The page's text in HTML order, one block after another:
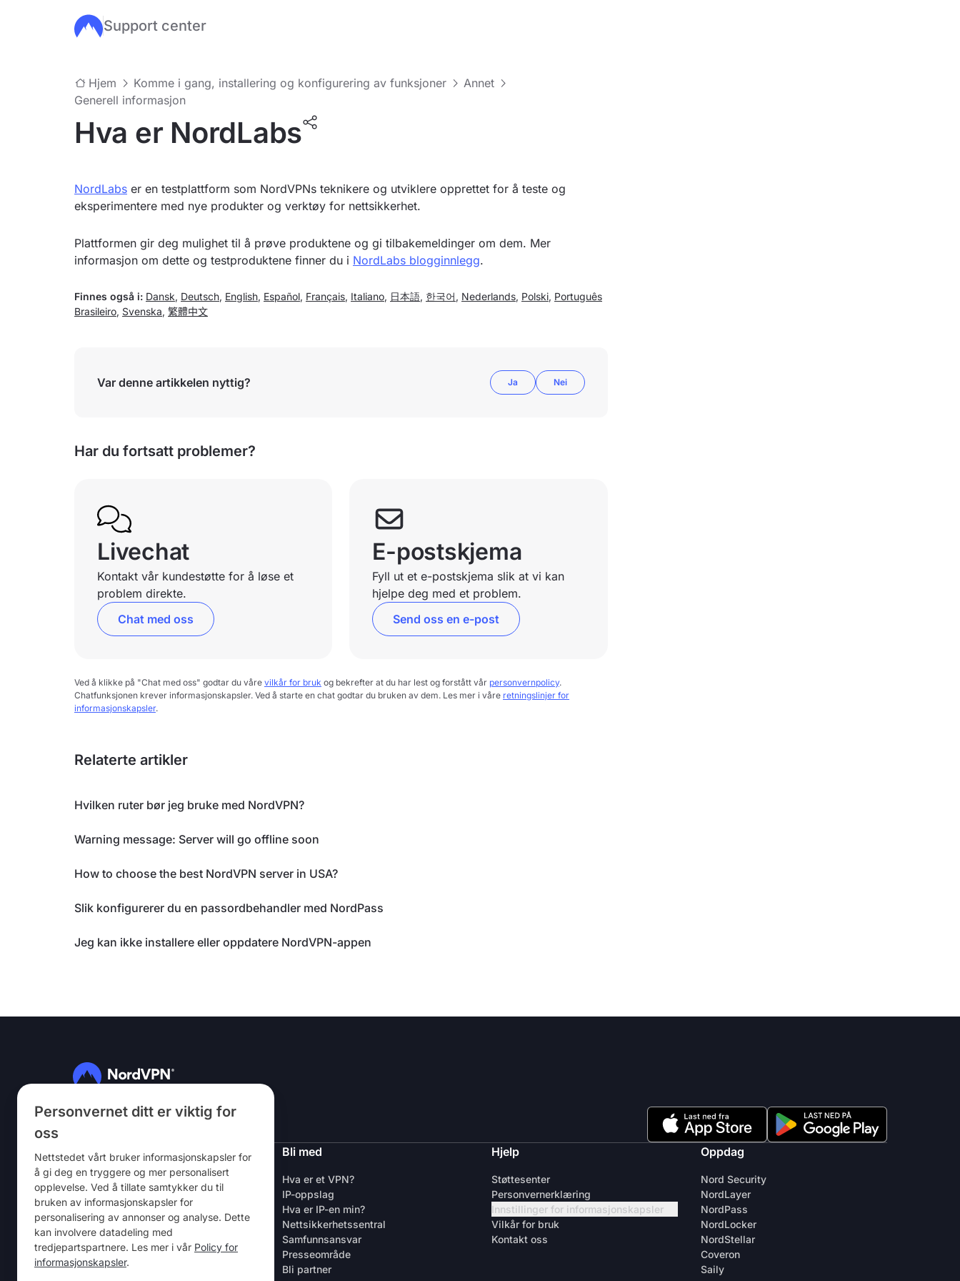
Personvernet ditt er viktig for
oss
Nettstedet vårt bruker informasjonskapsler for
å gi deg en tryggere og mer personalisert
opplevelse. Ved å tillate samtykker du til
bruken av informasjonskapsler for
personalisering av annonser og analyse. Dette
kan involvere datadeling med
tredjepartspartnere. Les mer i vår Policy for
informasjonskapsler.
Hopp til hovedinnhold
Support center
Hjem Komme i gang, installering og konfigurering av funksjoner
Annet
Generell informasjon
Hva er NordLabs
NordLabs er en testplattform som NordVPNs teknikere og utviklere opprettet for å teste og
eksperimentere med nye produkter og verktøy for nettsikkerhet.
Plattformen gir deg mulighet til å prøve produktene og gi tilbakemeldinger om dem. Mer
informasjon om dette og testproduktene finner du i NordLabs blogginnlegg.
Finnes også i: Dansk, Deutsch, English, Español, Français, Italiano, 日本語, 한국어 , Nederlands, Polski, Português
Brasileiro, Svenska, 繁體中文
Var denne artikkelen nyttig? Ja Nei
Har du fortsatt problemer?
Livechat
Kontakt vår kundestøtte for å løse et
problem direkte.
Chat med oss
E-postskjema
Fyll ut et e-postskjema slik at vi kan
hjelpe deg med et problem.
Send oss en e-post
Ved å klikke på "Chat med oss" godtar du våre vilkår for bruk og bekrefter at du har lest og forstått vår personvernpolicy.
Chatfunksjonen krever informasjonskapsler. Ved å starte en chat godtar du bruken av dem. Les mer i våre retningslinjer for
informasjonskapsler.
Relaterte artikler
Hvilken ruter bør jeg bruke med NordVPN?
Warning message: Server will go offline soon
How to choose the best NordVPN server in USA?
Slik konfigurerer du en passordbehandler med NordPass
Jeg kan ikke installere eller oppdatere NordVPN-appen
Følg oss
NordVPN
Om oss
Karriere
VPN – kostnadsfri prøveversjon
VPN-rutere
Anmeldelser
Rabatt for studenter og ansatte
Hvor kan det kjøpes
Bli med
Hva er et VPN?
IP-oppslag
Hva er IP-en min?
Nettsikkerhetssentral
Samfunnsansvar
Presseområde
Bli partner
Hjelp
Støttesenter
Personvernerklæring
Innstillinger for informasjonskapsler
Vilkår for bruk
Kontakt oss
Oppdag
Nord Security
NordLayer
NordPass
NordLocker
NordStellar
Coveron
Saily